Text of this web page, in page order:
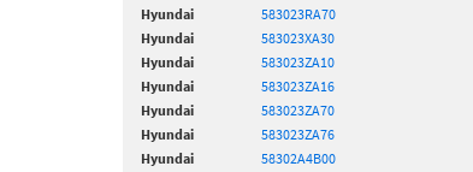
Hyundai
583023RA70
Hyundai
583023XA30
Hyundai
583023ZA10
Hyundai
583023ZA16
Hyundai
583023ZA70
Hyundai
583023ZA76
Hyundai
58302A4B00